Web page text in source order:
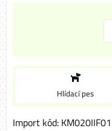
Hlídací pes
Import kód: KM020IIF01